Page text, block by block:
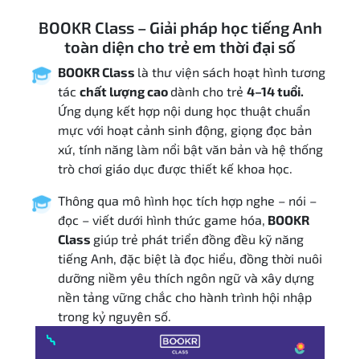
BOOKR Class – Giải pháp học tiếng Anh
toàn diện cho trẻ em thời đại số
BOOKR Class là thư viện sách hoạt hình tương
tác chất lượng cao dành cho trẻ 4–14 tuổi.
Ứng dụng kết hợp nội dung học thuật chuẩn
mực với hoạt cảnh sinh động, giọng đọc bản
xứ, tính năng làm nổi bật văn bản và hệ thống
trò chơi giáo dục được thiết kế khoa học.
Thông qua mô hình học tích hợp nghe – nói –
đọc – viết dưới hình thức game hóa, BOOKR
Class giúp trẻ phát triển đồng đều kỹ năng
tiếng Anh, đặc biệt là đọc hiểu, đồng thời nuôi
dưỡng niềm yêu thích ngôn ngữ và xây dựng
nền tảng vững chắc cho hành trình hội nhập
trong kỷ nguyên số.